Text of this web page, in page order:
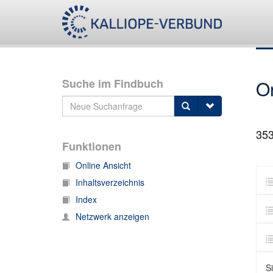
Suche im Findbuch
Funktionen
Online Ansicht
Inhaltsverzeichnis
Index
Netzwerk anzeigen